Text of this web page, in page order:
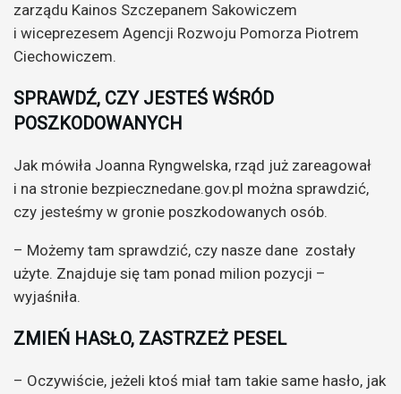
zarządu Kainos Szczepanem Sakowiczem
i wiceprezesem Agencji Rozwoju Pomorza Piotrem
Ciechowiczem.
SPRAWDŹ, CZY JESTEŚ WŚRÓD
POSZKODOWANYCH
Jak mówiła Joanna Ryngwelska, rząd już zareagował
i na stronie bezpiecznedane.gov.pl można sprawdzić,
czy jesteśmy w gronie poszkodowanych osób.
– Możemy tam sprawdzić, czy nasze dane zostały
użyte. Znajduje się tam ponad milion pozycji –
wyjaśniła.
ZMIEŃ HASŁO, ZASTRZEŻ PESEL
– Oczywiście, jeżeli ktoś miał tam takie same hasło, jak